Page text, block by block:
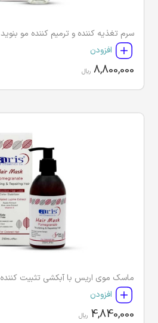
سرم تغذیه کننده و ترمیم کننده مو بنوید
افزودن
8,800,000 ریال
افزودن
4,840,000 ریال